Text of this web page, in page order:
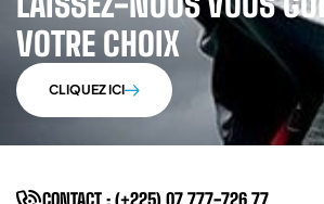
VOTRE CHOIX
CLIQUEZ ICI
CONTACT : (+225) 07 777-726 77